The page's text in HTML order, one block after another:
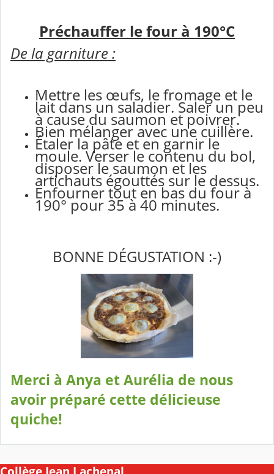
Préchauffer le four à 190°C
De la garniture :
Mettre les œufs, le fromage et le
lait dans un saladier. Saler un peu
à cause du saumon et poivrer.
Bien mélanger avec une cuillère.
Étaler la pâte et en garnir le
moule. Verser le contenu du bol,
disposer le saumon et les
artichauts égouttés sur le dessus.
Enfourner tout en bas du four à
190° pour 35 à 40 minutes.
BONNE DÉGUSTATION :-)
Merci à Anya et Aurélia de nous
avoir préparé cette délicieuse
quiche!